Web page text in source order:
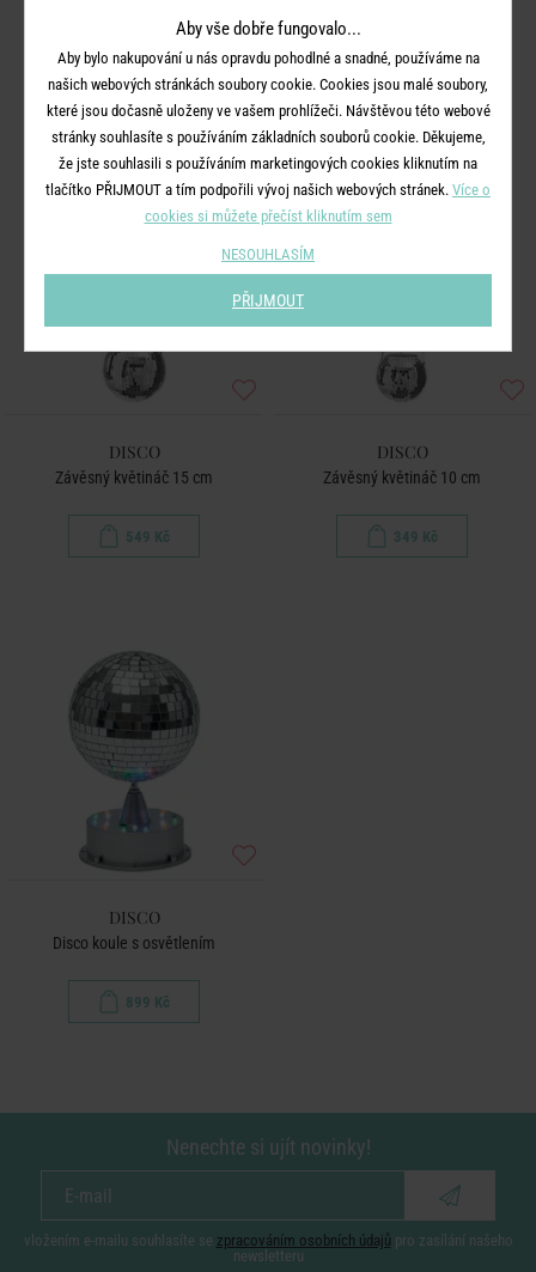
249 Kč 379 Kč
DISCO
Závěsný květináč 15 cm
549 Kč
DISCO
Závěsný květináč 10 cm
349 Kč
DISCO
Disco koule s osvětlením
899 Kč
Nenechte si ujít novinky!
vložením e-mailu souhlasíte se zpracováním osobních údajů pro zasílání našeho
newsletteru
Aby vše dobře fungovalo...
Aby bylo nakupování u nás opravdu pohodlné a snadné, používáme na
našich webových stránkách soubory cookie. Cookies jsou malé soubory,
které jsou dočasně uloženy ve vašem prohlížeči. Návštěvou této webové
stránky souhlasíte s používáním základních souborů cookie. Děkujeme,
že jste souhlasili s používáním marketingových cookies kliknutím na
tlačítko PŘIJMOUT a tím podpořili vývoj našich webových stránek. Více o
cookies si můžete přečíst kliknutím sem
NESOUHLASÍM
PŘIJMOUT